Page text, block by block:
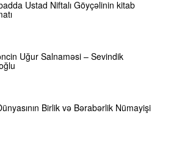
Ustad Niftalı Göyçəlinin kitab
Uğur Salnaməsi – Sevindik
Birlik və Bərabərlik Nümayişi